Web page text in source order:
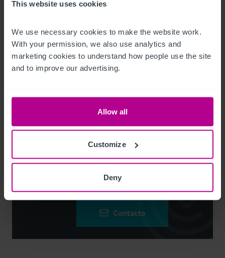
This website uses cookies
We use necessary cookies to make the website work.
With your permission, we also use analytics and
marketing cookies to understand how people use the site
and to improve our advertising.
Allow all
Customize
Deny
Compartir por e-mail
Contacto
Brian Sheldon
Regional Director
brian.sheldon@christie.com
Contacto